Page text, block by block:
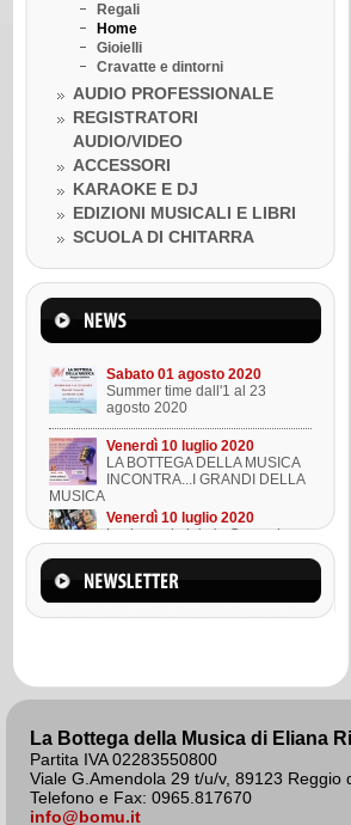
Regali
Home
Gioielli
Cravatte e dintorni
AUDIO PROFESSIONALE
REGISTRATORI
AUDIO/VIDEO
ACCESSORI
KARAOKE E DJ
EDIZIONI MUSICALI E LIBRI
SCUOLA DI CHITARRA
Venerdì 10 luglio 2020
LA BOTTEGA DELLA MUSICA
INCONTRA...I GRANDI DELLA
MUSICA
Venerdì 10 luglio 2020
Lezione ukulele in Omaggio
Mercoledì 22 marzo 2023
Suono l'ukulele in 8 lezioni
Sabato 01 agosto 2020
Summer time dall'1 al 23
agosto 2020
Venerdì 10 luglio 2020
LA BOTTEGA DELLA MUSICA
INCONTRA...I GRANDI DELLA
MUSICA
Venerdì 10 luglio 2020
Lezione ukulele in Omaggio
Mercoledì 22 marzo 2023
Suono l'ukulele in 8 lezioni
La Bottega della Musica di Eliana
Partita IVA 02283550800
Viale G.Amendola 29 t/u/v, 89123 Reggio
Telefono e Fax: 0965.817670
info@bomu.it